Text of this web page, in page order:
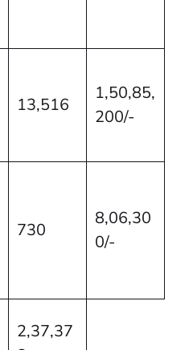
13,516
1,50,85,
200/-
730
8,06,30
0/-
2,37,37